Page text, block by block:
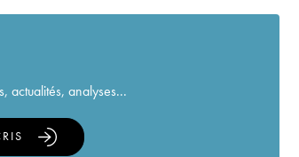
actualités, analyses...